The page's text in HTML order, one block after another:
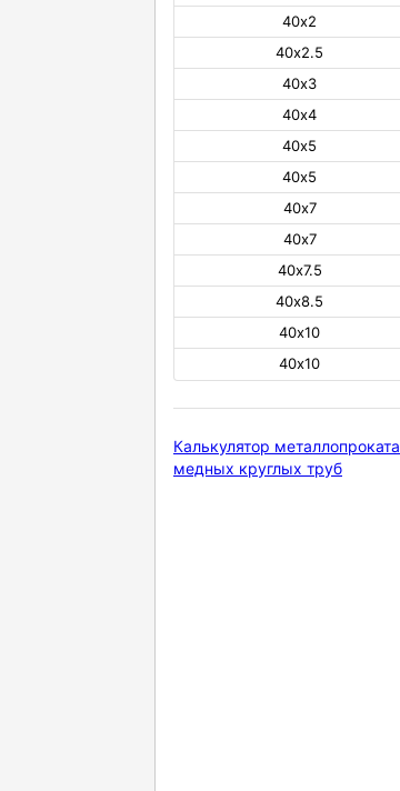
40х2
40х2.5
40х3
40х4
40х5
40х5
40х7
40х7
40х7.5
40х8.5
40х10
40х10
Калькулятор металлопроката
медных круглых труб